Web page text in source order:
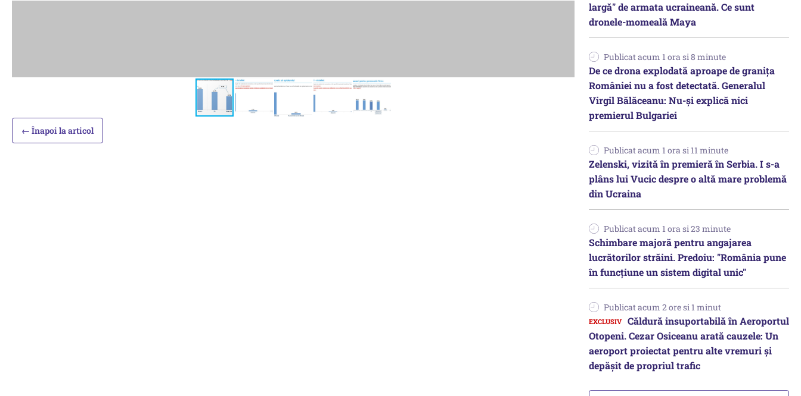
← Înapoi la articol
largă" de armata ucraineană. Ce sunt
dronele-momeală Maya
Publicat acum 1 ora si 8 minute
De ce drona explodată aproape de granița
României nu a fost detectată. Generalul
Virgil Bălăceanu: Nu-și explică nici
premierul Bulgariei
Publicat acum 1 ora si 11 minute
Zelenski, vizită în premieră în Serbia. I s-a
plâns lui Vucic despre o altă mare problemă
din Ucraina
Publicat acum 1 ora si 23 minute
Schimbare majoră pentru angajarea
lucrătorilor străini. Predoiu: "România pune
în funcțiune un sistem digital unic"
Publicat acum 2 ore si 1 minut
Căldură insuportabilă în Aeroportul
Otopeni. Cezar Osiceanu arată cauzele: Un
aeroport proiectat pentru alte vremuri și
depășit de propriul trafic